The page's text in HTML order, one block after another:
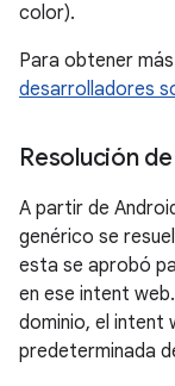
color).
Para obtener
desarrolladores
Resolución
A partir de
genérico se
esta se aprobó
en ese intent
dominio, el intent
predeterminada